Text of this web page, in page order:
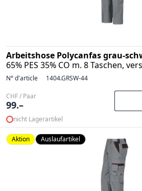
Arbeitshose Polycanfas grau-
65% PES 35% CO m. 8 Taschen,
N° d'article 1404.GRSW-44
CHF / Paar
99.–
nicht Lagerartikel
Aktion Auslaufartikel